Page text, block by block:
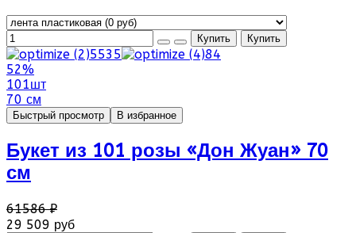
52%
101шт
70 см
Быстрый просмотр В избранное
Букет из 101 розы «Дон Жуан» 70
см
61586 ₽
29 509 руб